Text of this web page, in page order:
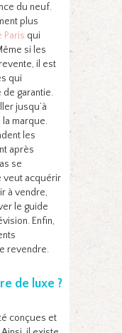
du neuf.
plus
Paris qui
si les
il est
qui
de garantie.
jusqu’à
marque.
les
après
se
veut acquérir
à vendre,
le guide
Enfin,
revendre.
de luxe ?
conçues et